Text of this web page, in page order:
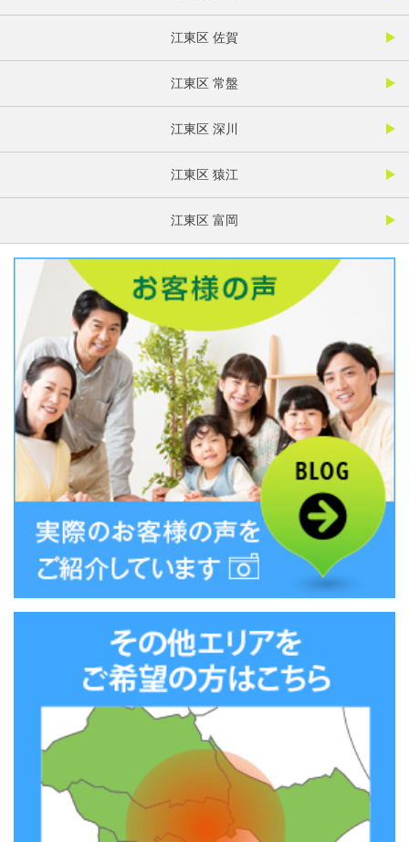
江東区 佐賀
江東区 常盤
江東区 深川
江東区 猿江
江東区 富岡